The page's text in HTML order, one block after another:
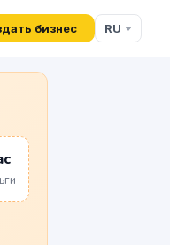
бизнес RU